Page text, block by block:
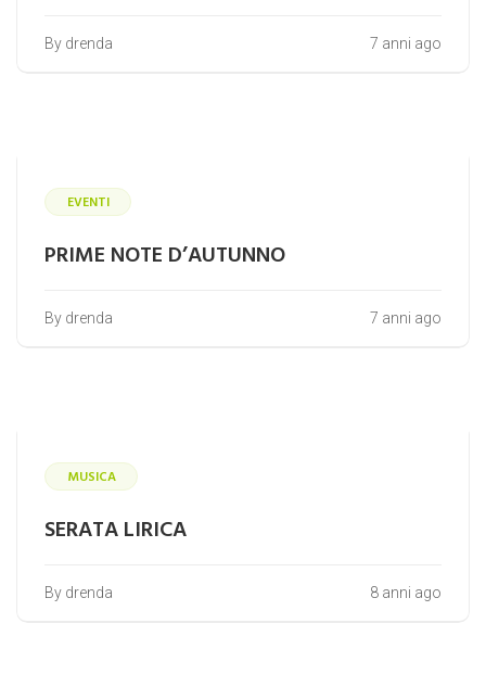
By drenda 7 anni ago
EVENTI
PRIME NOTE D’AUTUNNO
By drenda 7 anni ago
MUSICA
SERATA LIRICA
By drenda 8 anni ago